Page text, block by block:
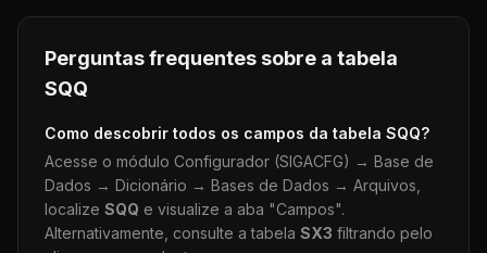
Perguntas frequentes sobre a tabela
SQQ
Como descobrir todos os campos da tabela SQQ?
Acesse o módulo Configurador (SIGACFG) → Base de
Dados → Dicionário → Bases de Dados → Arquivos,
localize SQQ e visualize a aba "Campos".
Alternativamente, consulte a tabela SX3 filtrando pelo